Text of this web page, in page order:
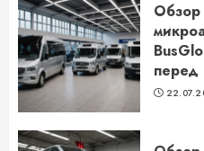
Обзор
перед